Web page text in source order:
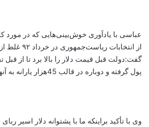
عباسی با یادآوری خوش‌بینی‌هایی که در
از انتخابات
گفت:‌دولت قبل قیمت دلار را بالا برد تا از قبل
پول گرفته و دوباره در قالب 45هزار یارانه به آنها بدهد.
وی با تأکید براینکه ما با پشتوانه دلار اسیر